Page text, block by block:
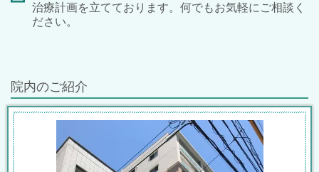
治療計画を立てております。何でもお気軽にご相談く
ださい。
院内のご紹介